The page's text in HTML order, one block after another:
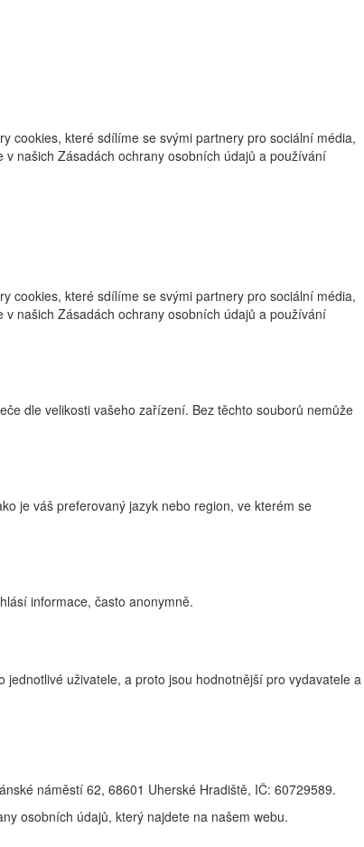
cookies, které sdílíme se svými partnery pro sociální média,
našich Zásadách ochrany osobních údajů a používání
cookies, které sdílíme se svými partnery pro sociální média,
našich Zásadách ochrany osobních údajů a používání
dle velikosti vašeho zařízení. Bez těchto souborů nemůže
je váš preferovaný jazyk nebo region, ve kterém se
informace, často anonymně.
uživatele, a proto jsou hodnotnější pro vydavatele a
náměstí 62, 68601 Uherské Hradiště, IČ: 60729589.
osobních údajů, který najdete na našem webu.